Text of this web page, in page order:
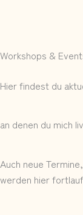
Workshops &
Hier findest du
an denen du mich
Auch neue
werden hier